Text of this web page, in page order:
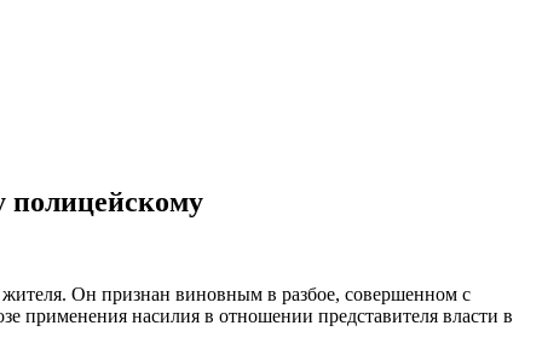
полицейскому
жителя. Он признан виновным в разбое, совершенном с
применения насилия в отношении представителя власти в